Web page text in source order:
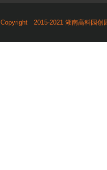
Copyright 2015-2021 湖南高科园创